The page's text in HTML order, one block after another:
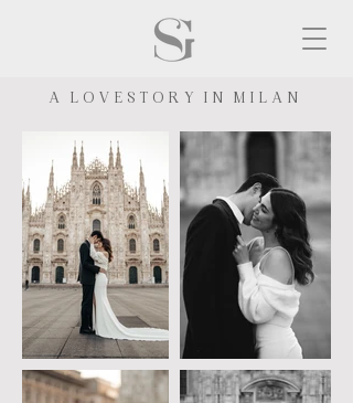
A L O V E S T O R Y I N M I L A N